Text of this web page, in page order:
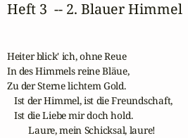
Heft 3  -- 2. Blauer Himmel
Heiter blick' ich, ohne Reue
In des Himmels reine Bläue,
Zu der Sterne lichtem Gold.
   Ist der Himmel, ist die Freundschaft,
   Ist die Liebe mir doch hold.
         Laure, mein Schicksal, laure!